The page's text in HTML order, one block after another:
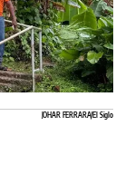
JOHAR FERRARA/El Siglo